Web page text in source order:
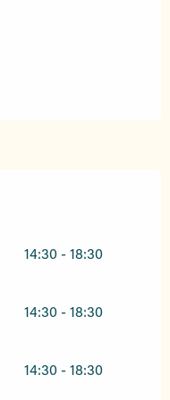
14:30 - 18:30
14:30 - 18:30
14:30 - 18:30